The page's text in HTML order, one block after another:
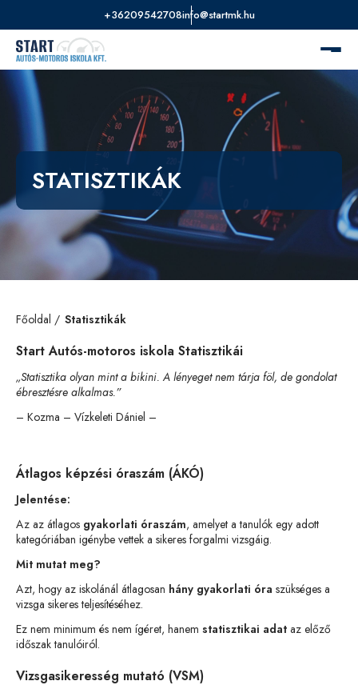
+36209542708info@startmk.hu
STATISZTIKÁK
Főoldal Statisztikák
Start Autós-motoros iskola Statisztikái
„Statisztika olyan mint a bikini. A lényeget nem tárja föl, de gondolat
ébresztésre alkalmas.”
– Kozma – Vízkeleti Dániel –
Átlagos képzési óraszám (ÁKÓ)
Jelentése:
Az az átlagos gyakorlati óraszám, amelyet a tanulók egy adott
kategóriában igénybe vettek a sikeres forgalmi vizsgáig.
Mit mutat meg?
Azt, hogy az iskolánál átlagosan hány gyakorlati óra szükséges a
vizsga sikeres teljesítéséhez.
Ez nem minimum és nem ígéret, hanem statisztikai adat az előző
időszak tanulóiról.
Vizsgasikeresség mutató (VSM)